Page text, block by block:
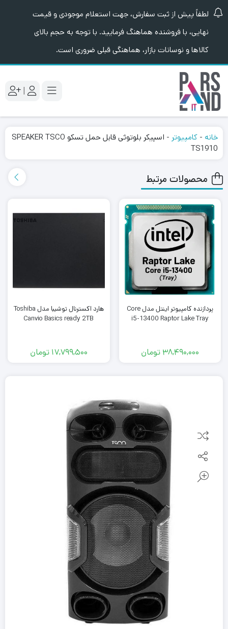
لطفاً پیش از ثبت سفارش، جهت استعلام موجودی و قیمت
نهایی، با فروشنده هماهنگ فرمایید. با توجه به حجم بالای
کالاها و نوسانات بازار، هماهنگی قبلی ضروری است.
|
خانه - کامپیوتر -
اسپیکر بلوتوثی قابل حمل تسکو SPEAKER TSCO
TS1910
محصولات مرتبط
پردازنده کامپیوتر اینتل مدل Core
i5-13400 Raptor Lake Tray
38,490,000 تومان
هارد اکسترنال توشیبا مدل Toshiba
Canvio Basics ready 2TB
17,799,500 تومان